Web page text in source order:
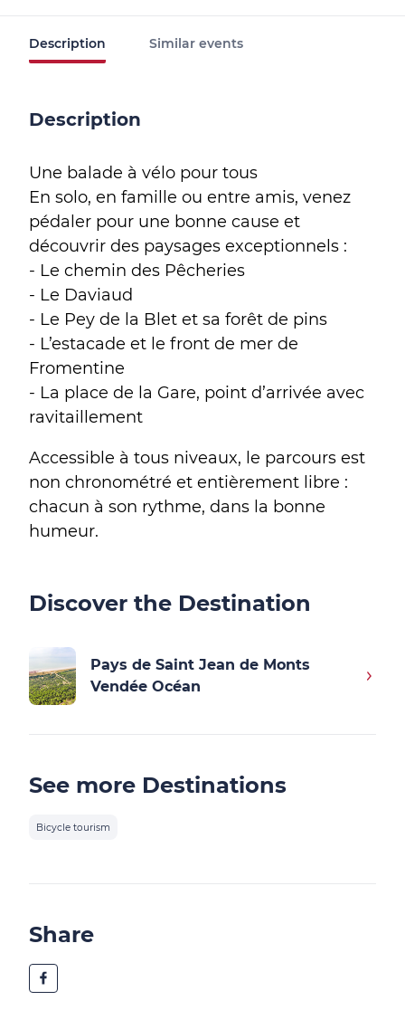
Description Similar events
Description
Une balade à vélo pour tous
En solo, en famille ou entre amis, venez
pédaler pour une bonne cause et
découvrir des paysages exceptionnels :
- Le chemin des Pêcheries
- Le Daviaud
- Le Pey de la Blet et sa forêt de pins
- L’estacade et le front de mer de
Fromentine
- La place de la Gare, point d’arrivée avec
ravitaillement
Accessible à tous niveaux, le parcours est
non chronométré et entièrement libre :
chacun à son rythme, dans la bonne
humeur.
Discover the Destination
Pays de Saint Jean de Monts
Vendée Océan
See more Destinations
Bicycle tourism
Share